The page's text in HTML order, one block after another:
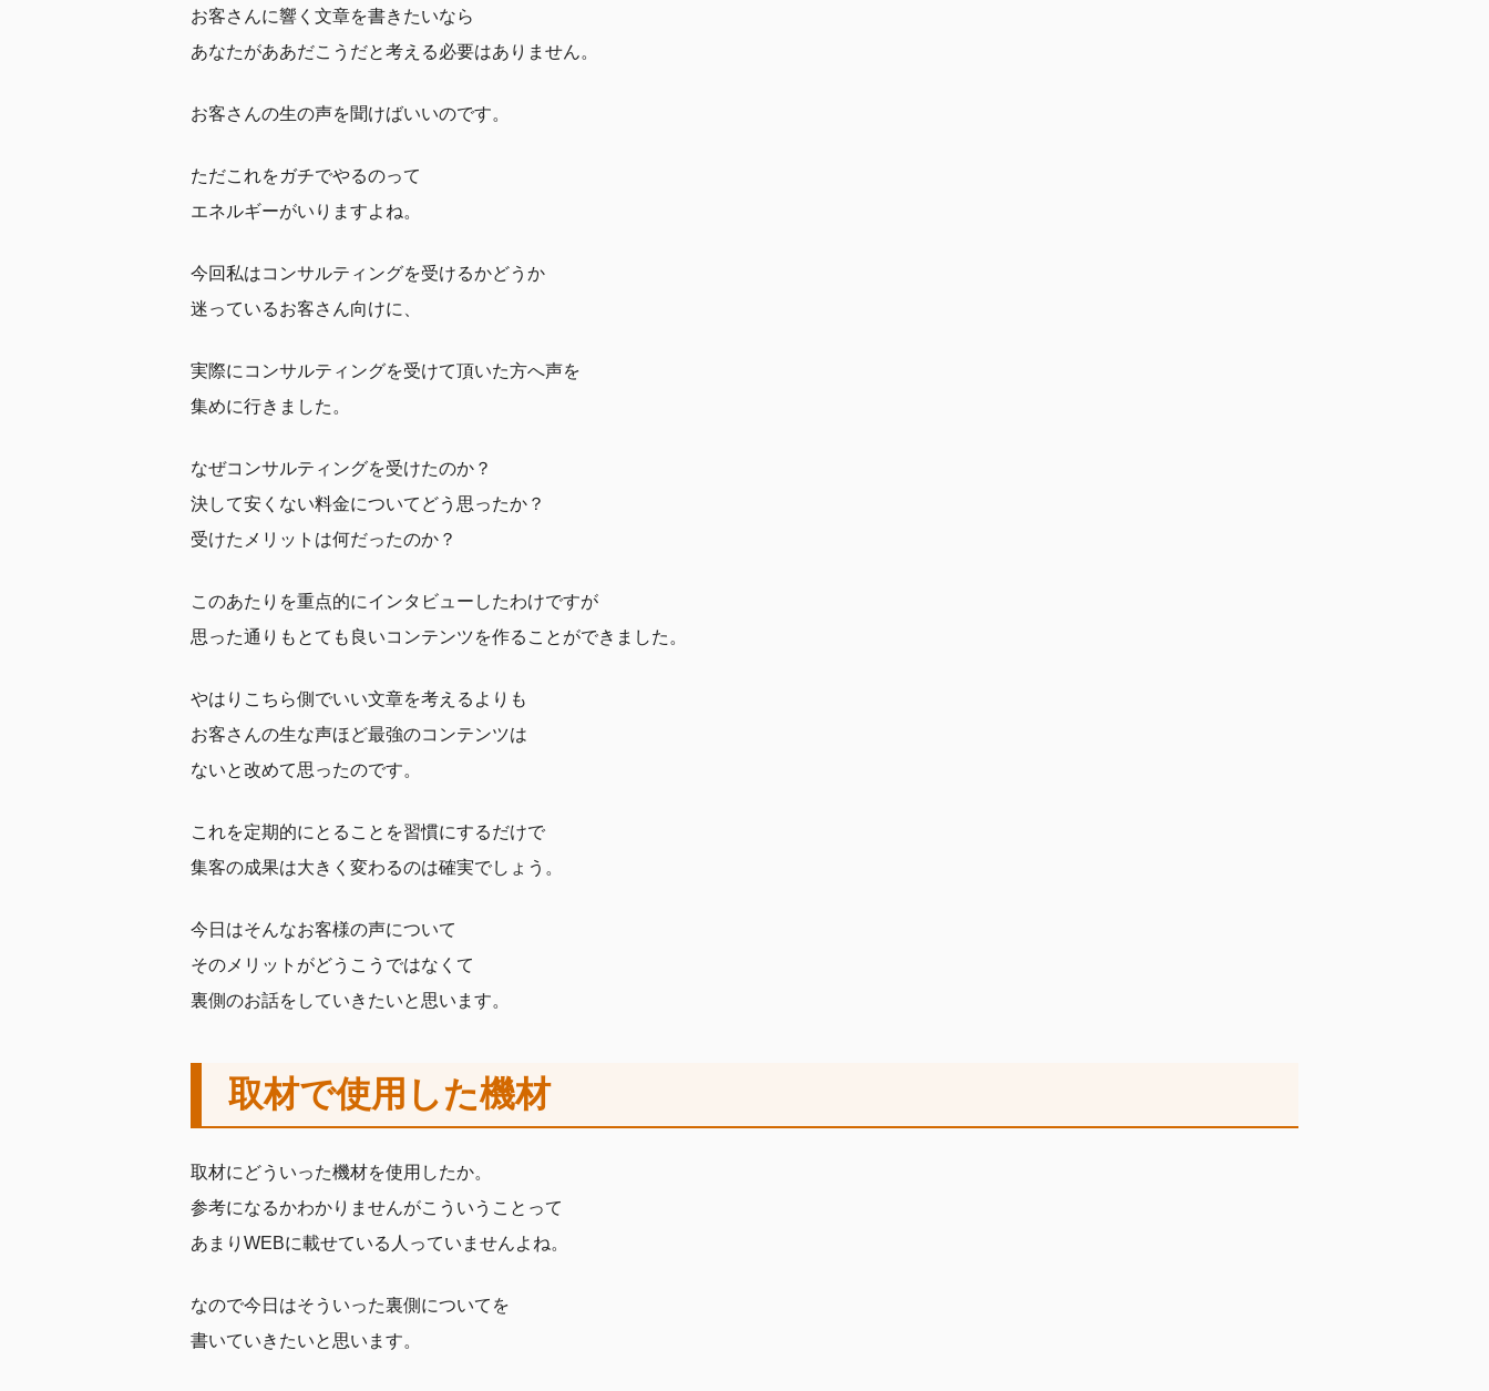
お客さんに響く文章を書きたいなら
あなたがああだこうだと考える必要はありません。
お客さんの生の声を聞けばいいのです。
ただこれをガチでやるのって
エネルギーがいりますよね。
今回私はコンサルティングを受けるかどうか
迷っているお客さん向けに、
実際にコンサルティングを受けて頂いた方へ声を
集めに行きました。
なぜコンサルティングを受けたのか？
決して安くない料金についてどう思ったか？
受けたメリットは何だったのか？
このあたりを重点的にインタビューしたわけですが
思った通りもとても良いコンテンツを作ることができました。
やはりこちら側でいい文章を考えるよりも
お客さんの生な声ほど最強のコンテンツは
ないと改めて思ったのです。
これを定期的にとることを習慣にするだけで
集客の成果は大きく変わるのは確実でしょう。
今日はそんなお客様の声について
そのメリットがどうこうではなくて
裏側のお話をしていきたいと思います。
取材で使用した機材
取材にどういった機材を使用したか。
参考になるかわかりませんがこういうことって
あまりWEBに載せている人っていませんよね。
なので今日はそういった裏側についてを
書いていきたいと思います。